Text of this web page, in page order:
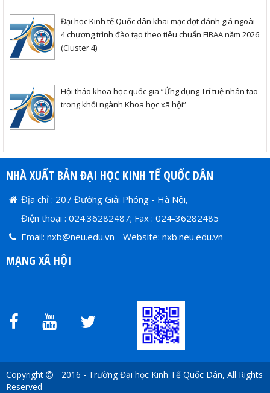
Đại học Kinh tế Quốc dân khai mạc đợt đánh giá ngoài
4 chương trình đào tạo theo tiêu chuẩn FIBAA năm 2026
(Cluster 4)
Hội thảo khoa học quốc gia “Ứng dụng Trí tuệ nhân tạo
trong khối ngành Khoa học xã hội”
NHÀ XUẤT BẢN ĐẠI HỌC KINH TẾ QUỐC DÂN
Địa chỉ : 207 Đường Giải Phóng - Hà Nội,
Điện thoại : 024.36282487; Fax : 024-36282485
Email: nxb@neu.edu.vn - Website: nxb.neu.edu.vn
MẠNG XÃ HỘI
Copyright
2016 - Trường Đại học Kinh Tế Quốc Dân, All Rights
Reserved